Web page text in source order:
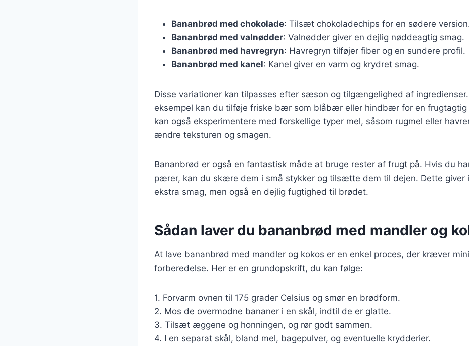
Bananbrød med chokolade: Tilsæt chokoladechips for en sødere
Bananbrød med valnødder: Valnødder giver en dejlig nøddeagtig smag.
Bananbrød med havregryn: Havregryn tilføjer fiber og en sundere profil.
Bananbrød med kanel: Kanel giver en varm og krydret smag.
Disse variationer kan tilpasses efter sæson og tilgængelighed af
eksempel kan du tilføje friske bær som blåbær eller hindbær for en frugtagtig
kan også eksperimentere med forskellige typer mel, såsom rugmel eller
ændre teksturen og smagen.
Bananbrød er også en fantastisk måde at bruge rester af frugt på. Hvis du
pærer, kan du skære dem i små stykker og tilsætte dem til dejen. Dette giver
ekstra smag, men også en dejlig fugtighed til brødet.
Sådan laver du bananbrød med mandler og
At lave bananbrød med mandler og kokos er en enkel proces, der kræver
forberedelse. Her er en grundopskrift, du kan følge:
1. Forvarm ovnen til 175 grader Celsius og smør en brødform.
2. Mos de overmodne bananer i en skål, indtil de er glatte.
3. Tilsæt æggene og honningen, og rør godt sammen.
4. I en separat skål, bland mel, bagepulver, og eventuelle krydderier.